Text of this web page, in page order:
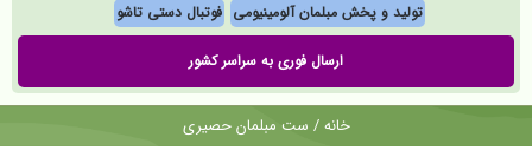
تولید و پخش مبلمان آلومینیومی فوتبال‌ دستی تاشو
ارسال فوری به سراسر کشور
خانه/ ست مبلمان حصیری